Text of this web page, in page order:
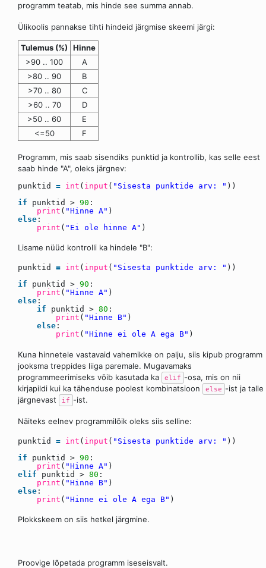
programm teatab, mis hinde see summa annab.
Ülikoolis pannakse tihti hindeid järgmise skeemi järgi:
Tulemus (%)
Hinne
>90 .. 100
A
>80 .. 90
B
>70 .. 80
C
>60 .. 70
D
>50 .. 60
E
<=50
F
Programm, mis saab sisendiks punktid ja kontrollib, kas selle eest
saab hinde "A", oleks järgnev:
punktid = int ( input ( "Sisesta punktide arv: " ))
if
punktid > 90 :
print ( "Hinne A" )
else :
print ( "Ei ole hinne A" )
Lisame nüüd kontrolli ka hindele "B":
punktid = int ( input ( "Sisesta punktide arv: " ))
if
punktid > 90 :
print ( "Hinne A" )
else :
if
punktid > 80 :
print ( "Hinne B" )
else :
print ( "Hinne ei ole A ega B" )
Kuna hinnetele vastavaid vahemikke on palju, siis kipub programm
jooksma treppides liiga paremale. Mugavamaks
programmeerimiseks võib kasutada ka
elif -osa, mis on nii
kirjapildi kui ka tähenduse poolest kombinatsioon
else -ist ja talle
järgnevast
if -ist.
Näiteks eelnev programmilõik oleks siis selline:
punktid = int ( input ( "Sisesta punktide arv: " ))
if
punktid > 90 :
print ( "Hinne A" )
elif
punktid > 80 :
print ( "Hinne B" )
else :
print ( "Hinne ei ole A ega B" )
Plokkskeem on siis hetkel järgmine.
Proovige lõpetada programm iseseisvalt.